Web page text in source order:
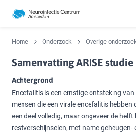
Home Onderzoek Overige
Samenvatting ARISE studie
Achtergrond
Encefalitis is een ernstige ontsteking van
mensen die een virale encefalitis
een deel volledig, maar ongeveer de helft
restverschijnselen, met name